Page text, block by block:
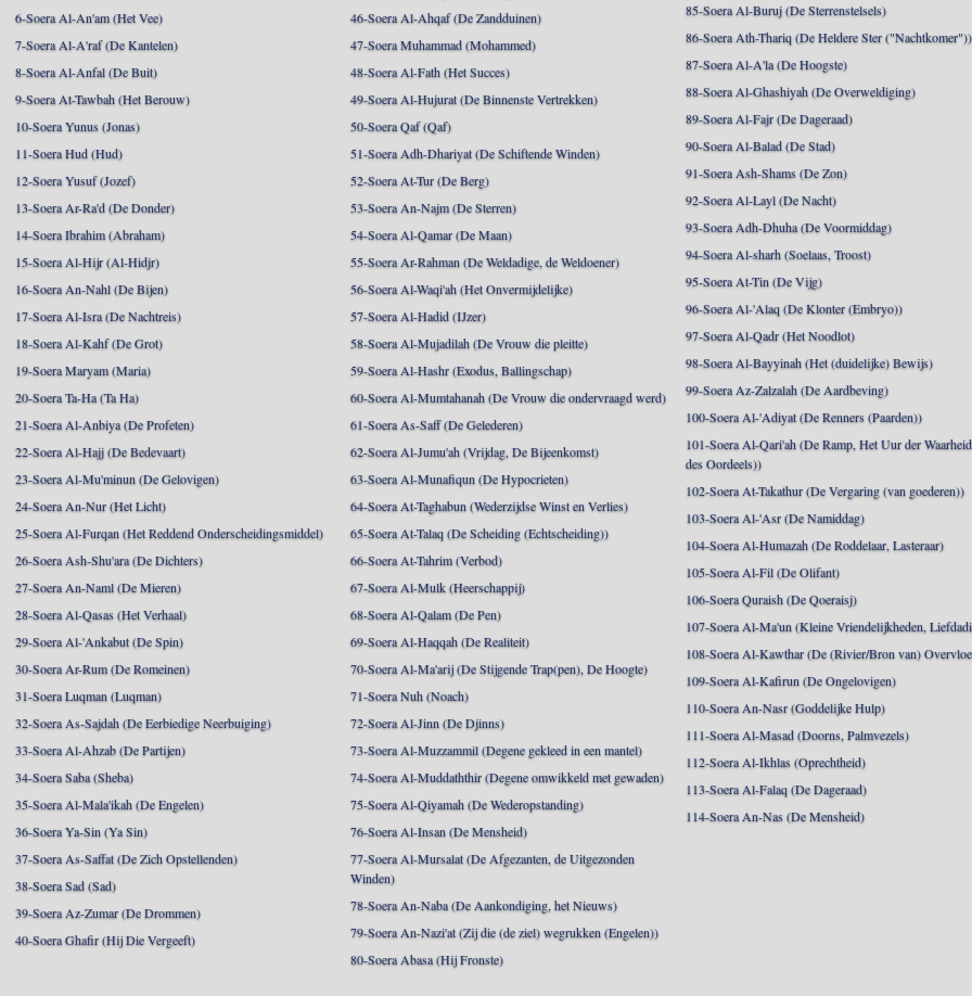
6-Soera Al-An'am (Het Vee)
7-Soera Al-A'raf (De Kantelen)
8-Soera Al-Anfal (De Buit)
9-Soera At-Tawbah (Het Berouw)
10-Soera Yunus (Jonas)
11-Soera Hud (Hud)
12-Soera Yusuf (Jozef)
13-Soera Ar-Ra'd (De Donder)
14-Soera Ibrahim (Abraham)
15-Soera Al-Hijr (Al-Hidjr)
16-Soera An-Nahl (De Bijen)
17-Soera Al-Isra (De Nachtreis)
18-Soera Al-Kahf (De Grot)
19-Soera Maryam (Maria)
20-Soera Ta-Ha (Ta Ha)
21-Soera Al-Anbiya (De Profeten)
22-Soera Al-Hajj (De Bedevaart)
23-Soera Al-Mu'minun (De Gelovigen)
24-Soera An-Nur (Het Licht)
25-Soera Al-Furqan (Het Reddend Onderscheidingsmiddel)
26-Soera Ash-Shu'ara (De Dichters)
27-Soera An-Naml (De Mieren)
28-Soera Al-Qasas (Het Verhaal)
29-Soera Al-'Ankabut (De Spin)
30-Soera Ar-Rum (De Romeinen)
31-Soera Luqman (Luqman)
32-Soera As-Sajdah (De Eerbiedige Neerbuiging)
33-Soera Al-Ahzab (De Partijen)
34-Soera Saba (Sheba)
35-Soera Al-Mala'ikah (De Engelen)
36-Soera Ya-Sin (Ya Sin)
37-Soera As-Saffat (De Zich Opstellenden)
38-Soera Sad (Sad)
39-Soera Az-Zumar (De Drommen)
40-Soera Ghafir (Hij Die Vergeeft)
46-Soera Al-Ahqaf (De Zandduinen)
47-Soera Muhammad (Mohammed)
48-Soera Al-Fath (Het Succes)
49-Soera Al-Hujurat (De Binnenste Vertrekken)
50-Soera Qaf (Qaf)
51-Soera Adh-Dhariyat (De Schiftende Winden)
52-Soera At-Tur (De Berg)
53-Soera An-Najm (De Sterren)
54-Soera Al-Qamar (De Maan)
55-Soera Ar-Rahman (De Weldadige, de Weldoener)
56-Soera Al-Waqi'ah (Het Onvermijdelijke)
57-Soera Al-Hadid (IJzer)
58-Soera Al-Mujadilah (De Vrouw die pleitte)
59-Soera Al-Hashr (Exodus, Ballingschap)
60-Soera Al-Mumtahanah (De Vrouw die ondervraagd werd)
61-Soera As-Saff (De Gelederen)
62-Soera Al-Jumu'ah (Vrijdag, De Bijeenkomst)
63-Soera Al-Munafiqun (De Hypocrieten)
64-Soera At-Taghabun (Wederzijdse Winst en Verlies)
65-Soera At-Talaq (De Scheiding (Echtscheiding))
66-Soera At-Tahrim (Verbod)
67-Soera Al-Mulk (Heerschappij)
68-Soera Al-Qalam (De Pen)
69-Soera Al-Haqqah (De Realiteit)
70-Soera Al-Ma'arij (De Stijgende Trap(pen), De Hoogte)
71-Soera Nuh (Noach)
72-Soera Al-Jinn (De Djinns)
73-Soera Al-Muzzammil (Degene gekleed in een mantel)
74-Soera Al-Muddaththir (Degene omwikkeld met gewaden)
75-Soera Al-Qiyamah (De Wederopstanding)
76-Soera Al-Insan (De Mensheid)
77-Soera Al-Mursalat (De Afgezanten, de Uitgezonden
Winden)
78-Soera An-Naba (De Aankondiging, het Nieuws)
79-Soera An-Nazi'at (Zij die (de ziel) wegrukken (Engelen))
80-Soera Abasa (Hij Fronste)
85-Soera Al-Buruj (De Sterrenstelsels)
86-Soera Ath-Thariq (De Heldere Ster ("Nachtkomer"))
87-Soera Al-A'la (De Hoogste)
88-Soera Al-Ghashiyah (De Overweldiging)
89-Soera Al-Fajr (De Dageraad)
90-Soera Al-Balad (De Stad)
91-Soera Ash-Shams (De Zon)
92-Soera Al-Layl (De Nacht)
93-Soera Adh-Dhuha (De Voormiddag)
94-Soera Al-sharh (Soelaas, Troost)
95-Soera At-Tin (De Vijg)
96-Soera Al-'Alaq (De Klonter (Embryo))
97-Soera Al-Qadr (Het Noodlot)
98-Soera Al-Bayyinah (Het (duidelijke) Bewijs)
99-Soera Az-Zalzalah (De Aardbeving)
100-Soera Al-'Adiyat (De Renners (Paarden))
101-Soera Al-Qari'ah (De Ramp, Het Uur der
des Oordeels))
102-Soera At-Takathur (De Vergaring (van goederen))
103-Soera Al-'Asr (De Namiddag)
104-Soera Al-Humazah (De Roddelaar, Lasteraar)
105-Soera Al-Fil (De Olifant)
106-Soera Quraish (De Qoeraisj)
107-Soera Al-Ma'un (Kleine Vriendelijkheden,
108-Soera Al-Kawthar (De (Rivier/Bron van)
109-Soera Al-Kafirun (De Ongelovigen)
110-Soera An-Nasr (Goddelijke Hulp)
111-Soera Al-Masad (Doorns, Palmvezels)
112-Soera Al-Ikhlas (Oprechtheid)
113-Soera Al-Falaq (De Dageraad)
114-Soera An-Nas (De Mensheid)